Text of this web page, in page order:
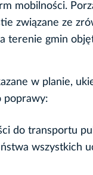
mobilności.
związane ze
terenie gmin
w planie,
poprawy:
do transportu
wszystkich